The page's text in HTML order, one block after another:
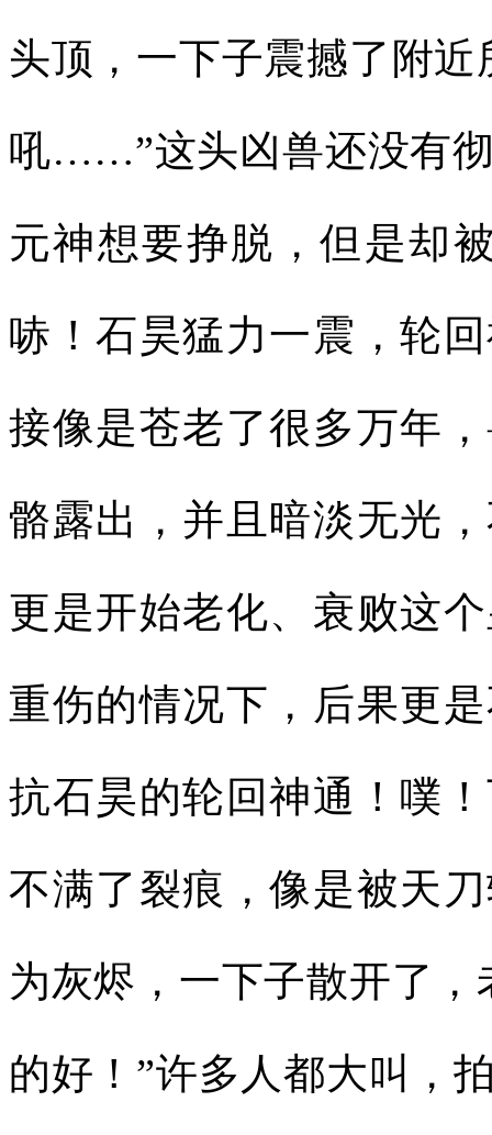
头顶，一下子震撼了附
吼……”这头凶兽还没有
元神想要挣脱，但是却
哧！石昊猛力一震，轮
接像是苍老了很多万年
骼露出，并且暗淡无光
更是开始老化、衰败这
重伤的情况下，后果更
抗石昊的轮回神通！噗
不满了裂痕，像是被天
为灰烬，一下子散开了
的好！”许多人都大叫，